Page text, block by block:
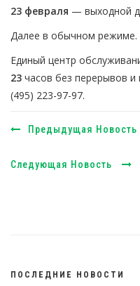
23 февраля — выходной
Далее в обычном режиме.
Единый центр
23 часов без перерывов и
(495) 223-97-97.
Предыдущая Новость
Следующая Новость
ПОСЛЕДНИЕ НОВОСТИ